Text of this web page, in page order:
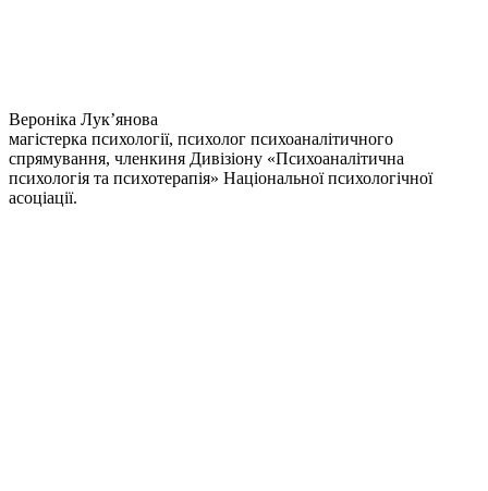
Вероніка Лукʼянова
магістерка психології, психолог психоаналітичного
спрямування, членкиня Дивізіону «Психоаналітична
психологія та психотерапія» Національної психологічної
асоціації.